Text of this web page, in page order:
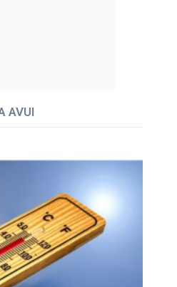
AVUI